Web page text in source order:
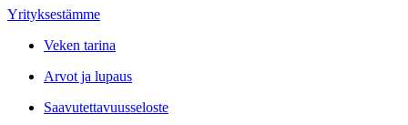
Yrityksestämme
Veken tarina
Arvot ja lupaus
Saavutettavuusseloste